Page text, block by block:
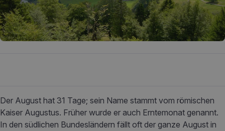
Der August hat 31 Tage; sein Name stammt vom römischen
Kaiser Augustus. Früher wurde er auch Erntemonat genannt.
In den südlichen Bundesländern fällt oft der ganze August in